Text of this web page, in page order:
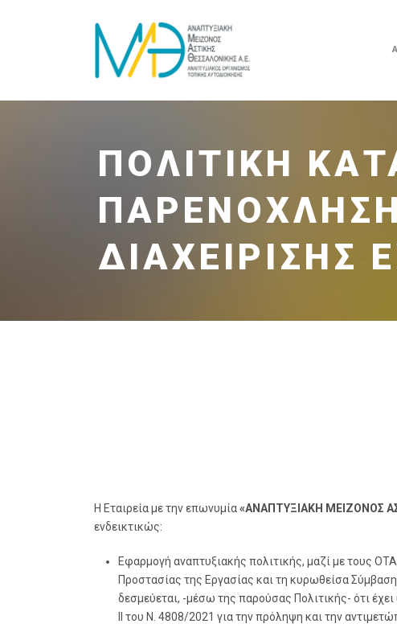
ΠΟΛΙΤΙΚΉ
ΔΙΑΧΕΊΡΙΣΗΣ
Η Εταιρεία με την επωνυμία«ΑΝΑΠΤΥΞΙΑΚΗ ΜΕΙΖΟΝΟΣ
ενδεικτικώς:
Εφαρμογή αναπτυξιακής πολιτικής, μαζί με τους
Προστασίας της Εργασίας και τη κυρωθείσα
δεσμεύεται, -μέσω της παρούσας Πολιτικής- ότι
ΙΙ του Ν. 4808/2021 για την πρόληψη και την